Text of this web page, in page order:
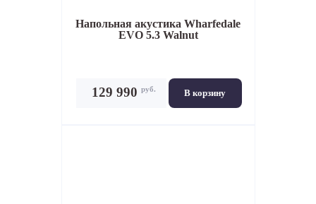
Напольная акустика Wharfedale
EVO 5.3 Walnut
В корзину
129 990 руб.